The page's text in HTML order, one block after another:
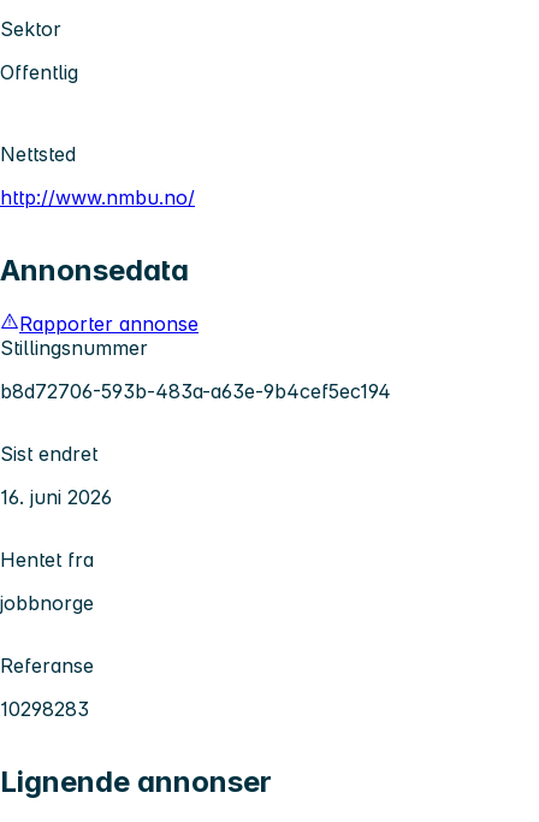
Sektor
Offentlig
Nettsted
http://www.nmbu.no/
Annonsedata
Rapporter annonse
Stillingsnummer
b8d72706-593b-483a-a63e-9b4cef5ec194
Sist endret
16. juni 2026
Hentet fra
jobbnorge
Referanse
10298283
Lignende annonser